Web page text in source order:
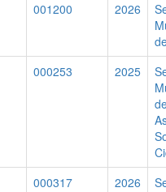
001200 2026
000253 2025
000317 2026